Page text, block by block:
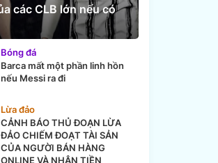
các CLB lớn nếu có
Bóng đá
Barca mất một phần linh hồn
nếu Messi ra đi
Lừa đảo
CẢNH BÁO THỦ ĐOẠN LỪA
ĐẢO CHIẾM ĐOẠT TÀI SẢN
CỦA NGƯỜI BÁN HÀNG
ONLINE VÀ NHẬN TIỀN